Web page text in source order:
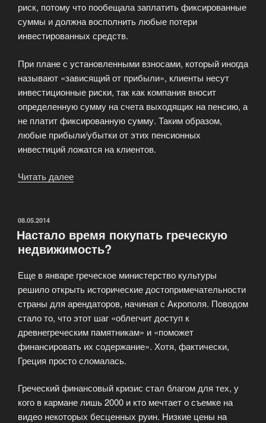
риск, потому что пообещала заплатить фиксированные
суммы и должна восполнить любые потери
инвестированных средств.
При плане с установленными взносами, который иногда
называют «зависящий от прибыли», клиенты несут
инвестиционные риски, так как компания вносит
определенную сумму на счета выходящих на пенсию, а
не платит фиксированную сумму. Таким образом,
любые прибыли/убытки от этих пенсионных
инвестиций ложатся на клиентов.
Читать далее
без
средств
расти»
ОПУБЛИКОВАНО
08.05.2014
Настало время покупать греческую
недвижимость?
Еще в январе греческое министерство культуры
решило открыть исторические достопримечательности
страны для арендаторов, начиная с Акрополя. Поводом
стало то, что этот шаг «облегчит доступ к
древнегреческим памятникам» и «поможет
финансировать их содержание». Хотя, фактически,
Греция просто сломалась.
Греческий финансовый кризис стал благом для тех, у
кого в кармане лишь 2000 и кто мечтает о съемке на
видео некоторых бесценных руин. Низкие цены на